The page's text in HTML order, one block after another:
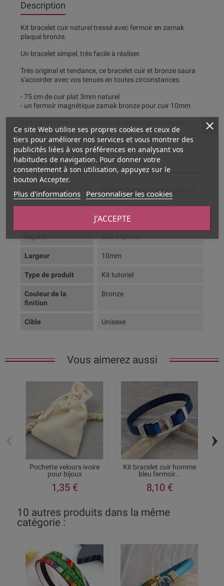
Description
Kit bracelet cuir naturel tressé avec fermoir en zamak
plaqué bronze.
Un bracelet simpel, très facile à réaliser.
Très original et tendance, ce bracelet cuir et bronze saura
s'accorder avec vos tenues en toutes circonstances.
- 75 cm de cuir plat 3mm naturel
- un fermoir magnétique zamak bronze pour cuir 10mm
montage (très simple).
Fiche technique
Composition
Cuir véritable et zamak plaqué
argent
Naturel
Aspect Cuir imprimé
Largeur 10mm
Type de produit Kit tutoriel
Couleur de la
finition
Bronze
Cible Unisexe
Vous aimerez aussi
Pochette velours ivoire
pour bijoux
1,35 €
Kit bracelet cuir homme
bleu fermoir...
8,10 €
›
10 autres produits dans la même
catégorie :
Ce site Web utilise ses propres cookies et ceux de
tiers pour améliorer nos services et vous montrer des
publicités liées à vos préférences en analysant vos
habitudes de navigation. Pour donner votre
consentement à son utilisation, appuyez sur le
bouton Accepter.
Plus d'informations Personnaliser les cookies
J'ACCEPTE